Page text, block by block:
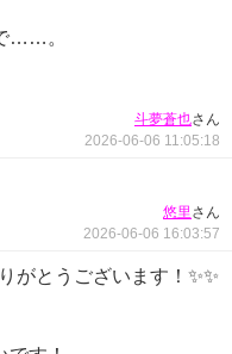
……。
斗夢蒼也さん
2026-06-06 11:05:18
悠里さん
2026-06-06 16:03:57
がとうございます！✨✨